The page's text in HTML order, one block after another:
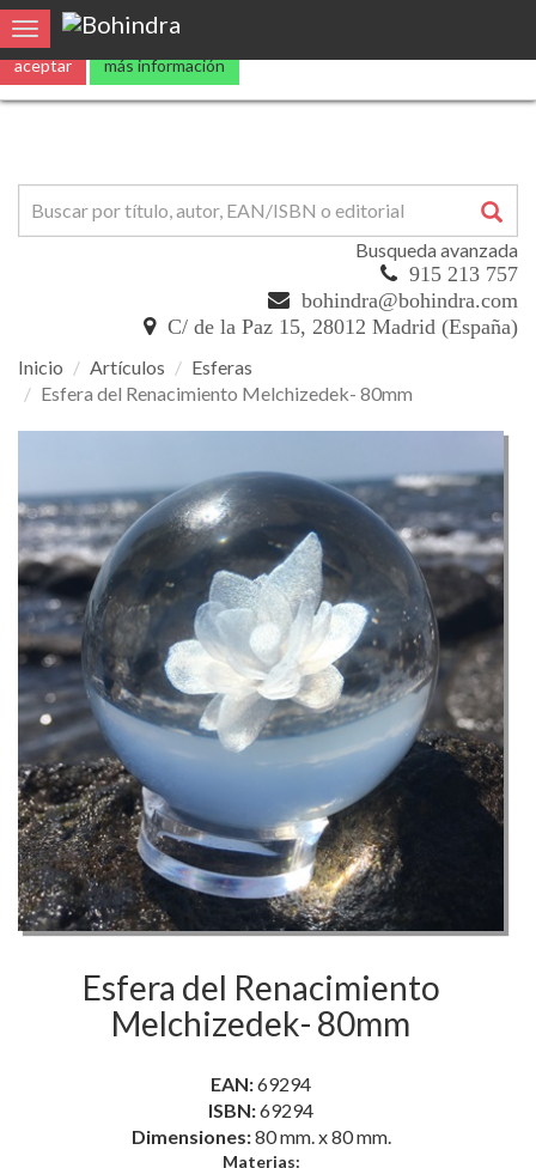
Utilizamoscookies propias y de terceros para mejorar nuestros
aceptar más información
Toggle navigation
Busqueda avanzada
915 213 757
bohindra@bohindra.com
C/ de la Paz 15, 28012 Madrid (España)
Inicio Artículos
Esferas
Esfera del Renacimiento Melchizedek- 80mm
del
Renacimiento
Melchizedek-
80mm
Esfera del Renacimiento
Melchizedek- 80mm
EAN:69294
ISBN:69294
Dimensiones:80 mm. x 80 mm.
Materias: